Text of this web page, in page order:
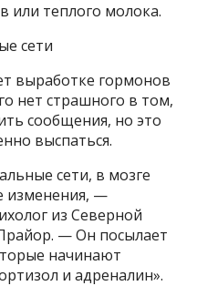
или теплого молока.
сети
выработке гормонов
нет страшного в том,
сообщения, но это
выспаться.
сети, в мозге
изменения, —
из Северной
— Он посылает
начинают
и адреналин».